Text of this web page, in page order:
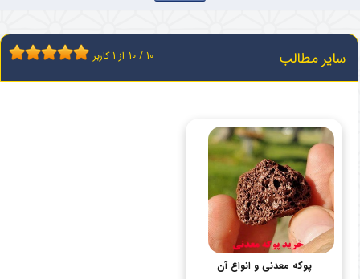
سایر مطالب 10 / 10 از 1کاربر
پوکه معدنی و انواع آن